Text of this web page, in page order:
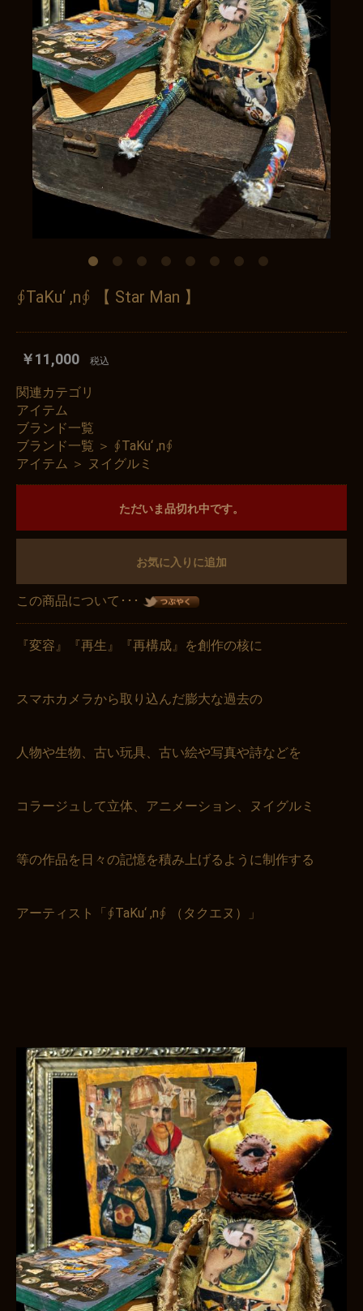
∮TaKu‘ ,n∮ 【 Star Man 】
￥11,000 税込
関連カテゴリ
アイテム
ブランド一覧
ブランド一覧 ＞ ∮TaKu‘ ,n∮
アイテム ＞ ヌイグルミ
ただいま品切れ中です。
お気に入りに追加
この商品について･･･
『変容』『再生』『再構成』を創作の核に
スマホカメラから取り込んだ膨大な過去の
人物や生物、古い玩具、古い絵や写真や詩などを
コラージュして立体、アニメーション、ヌイグルミ
等の作品を日々の記憶を積み上げるように制作する
アーティスト「∮TaKu‘ ,n∮ （タクエヌ）」